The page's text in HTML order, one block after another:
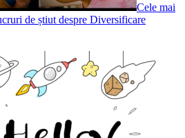
Cele mai
de știut despre Diversificare